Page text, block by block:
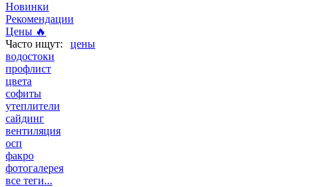
Новинки
Рекомендации
Цены 🔥
цены
водостоки
профлист
цвета
софиты
утеплители
сайдинг
вентиляция
осп
факро
фотогалерея
все теги...